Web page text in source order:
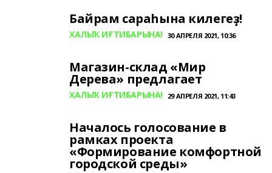
Байрам сараһына килегеҙ!
ХАЛЫҠ ИҒТИБАРЫНА! 30 АПРЕЛЯ 2021, 10:36
Магазин-склад «Мир
Дерева» предлагает
ХАЛЫҠ ИҒТИБАРЫНА! 29 АПРЕЛЯ 2021, 11:43
Началось голосование в
рамках проекта
«Формирование комфортной
городской среды»